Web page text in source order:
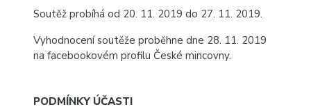
Soutěž probíhá od 20. 11. 2019 do 27. 11. 2019.
Vyhodnocení soutěže proběhne dne 28. 11. 2019
na facebookovém profilu České mincovny.
PODMÍNKY ÚČASTI